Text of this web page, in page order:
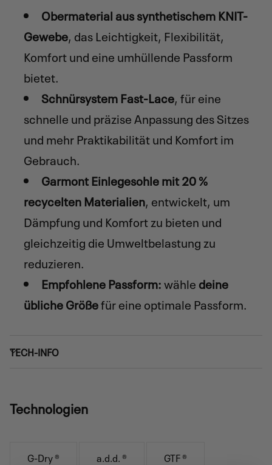
Obermaterial aus synthetischem KNIT-
Gewebe, das Leichtigkeit, Flexibilität,
Komfort und eine umhüllende Passform
bietet.
Schnürsystem Fast-Lace, für eine
schnelle und präzise Anpassung des Sitzes
und mehr Praktikabilität und Komfort im
Gebrauch.
Garmont Einlegesohle mit 20 %
recycelten Materialien, entwickelt, um
Dämpfung und Komfort zu bieten und
gleichzeitig die Umweltbelastung zu
reduzieren.
Empfohlene Passform:wähle deine
übliche Größefür eine optimale Passform.
TECH-INFO
Technologien
G-Dry ® a.d.d. ® GTF ®